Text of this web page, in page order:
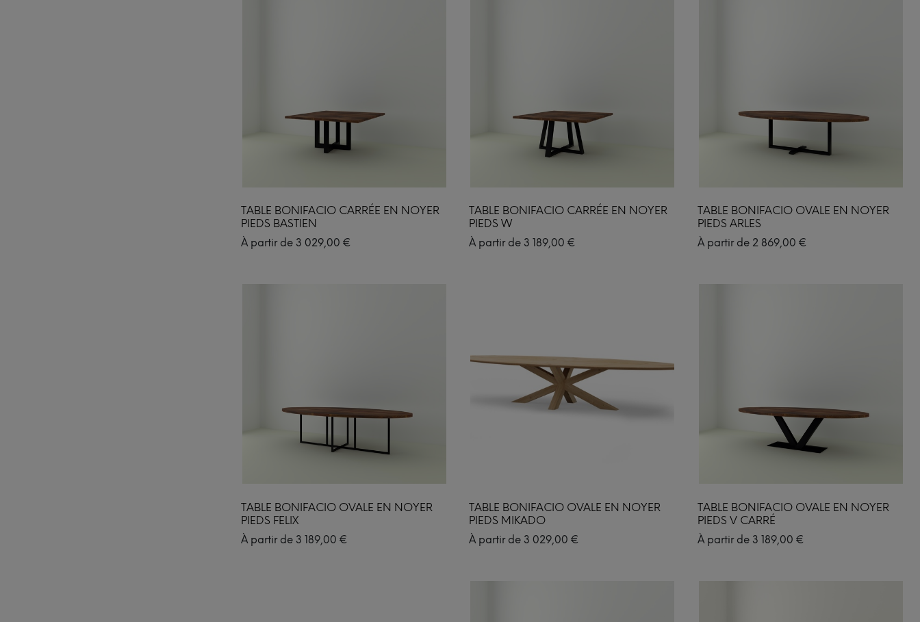
TABLE BONIFACIO CARRÉE EN NOYER
PIEDS BASTIEN
À partir de 3 029,00 €
TABLE BONIFACIO CARRÉE EN NOYER
PIEDS W
À partir de 3 189,00 €
TABLE BONIFACIO OVALE EN NOYER
PIEDS ARLES
À partir de 2 869,00 €
TABLE BONIFACIO OVALE EN NOYER
PIEDS FELIX
À partir de 3 189,00 €
TABLE BONIFACIO OVALE EN NOYER
PIEDS MIKADO
À partir de 3 029,00 €
TABLE BONIFACIO OVALE EN NOYER
PIEDS V CARRÉ
À partir de 3 189,00 €